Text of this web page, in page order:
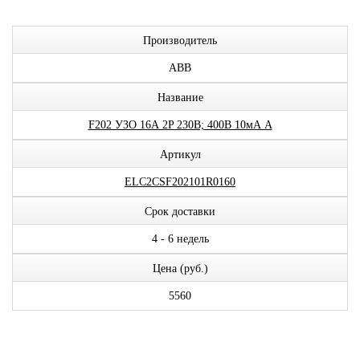
Производитель
ABB
Название
F202 УЗО 16А 2P 230В; 400В 10мА A
Артикул
ELC2CSF202101R0160
Срок доставки
4 - 6 недель
Цена (руб.)
5560